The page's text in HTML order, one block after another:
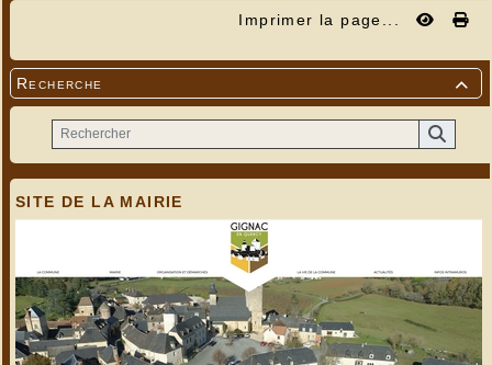
Imprimer la page...

Recherche
SITE DE LA MAIRIE